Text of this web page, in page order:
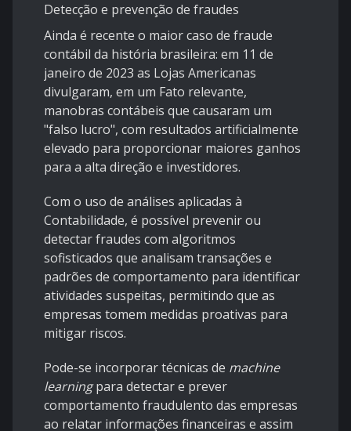
Detecção e prevenção de fraudes
Ainda é recente o maior caso de fraude
contábil da história brasileira: em 11 de
janeiro de 2023 as Lojas Americanas
divulgaram, em um Fato relevante,
manobras contábeis que causaram um
"falso lucro", com resultados artificialmente
elevado para proporcionar maiores ganhos
para a alta direção e investidores.
Com o uso de análises aplicadas à
Contabilidade, é possível prevenir ou
detectar fraudes com algoritmos
sofisticados que analisam transações e
padrões de comportamento para identificar
atividades suspeitas, permitindo que as
empresas tomem medidas proativas para
mitigar riscos.
Pode-se incorporar técnicas de machine
learningpara detectar e prever
comportamento fraudulento das empresas
ao relatar informações financeiras e assim